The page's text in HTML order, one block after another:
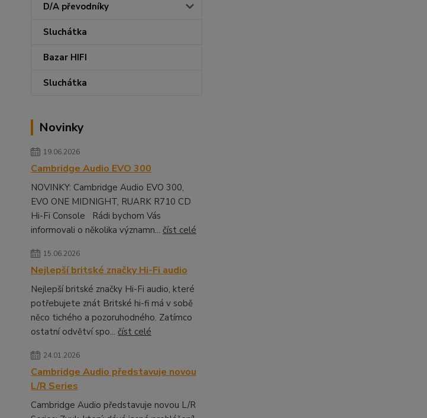
D/A převodníky
Sluchátka
Bazar HIFI
Sluchátka
Novinky
19.06.2026
Cambridge Audio EVO 300
NOVINKY: Cambridge Audio EVO 300,
EVO ONE MIDNIGHT, RUARK R710 CD
Hi-Fi Console Rádi bychom Vás
informovali o několika významn... číst celé
15.06.2026
Nejlepší britské značky Hi-Fi audio
Nejlepší britské značky Hi-Fi audio, které
potřebujete znát Britské hi-fi má v sobě
něco tichého a pozoruhodného. Zatímco
ostatní odvětví spo... číst celé
24.01.2026
Cambridge Audio představuje novou
L/R Series
Cambridge Audio představuje novou L/R